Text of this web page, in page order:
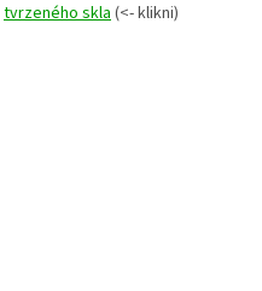
tvrzeného skla(<- klikni)